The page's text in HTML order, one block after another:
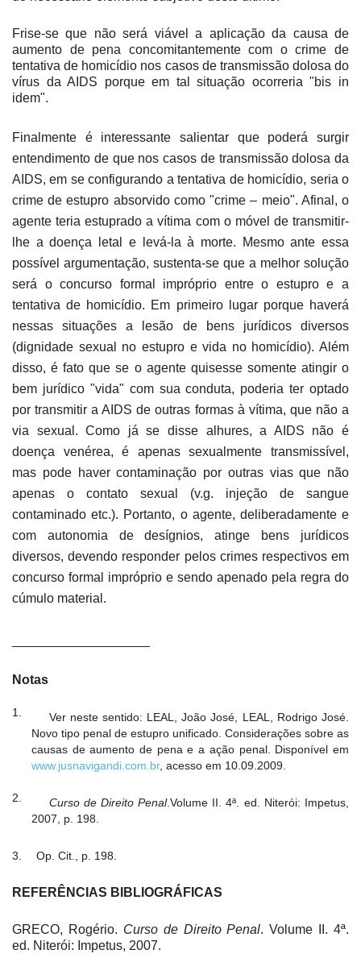
Frise-se que não será viável a aplicação da causa de
aumento de pena concomitantemente com o crime de
tentativa de homicídio nos casos de transmissão dolosa do
vírus da AIDS porque em tal situação ocorreria "bis in
idem".
Finalmente é interessante salientar que poderá surgir
entendimento de que nos casos de transmissão dolosa da
AIDS, em se configurando a tentativa de homicídio, seria o
crime de estupro absorvido como "crime – meio". Afinal, o
agente teria estuprado a vítima com o móvel de transmitir-
lhe a doença letal e levá-la à morte. Mesmo ante essa
possível argumentação, sustenta-se que a melhor solução
será o concurso formal impróprio entre o estupro e a
tentativa de homicídio. Em primeiro lugar porque haverá
nessas situações a lesão de bens jurídicos diversos
(dignidade sexual no estupro e vida no homicídio). Além
disso, é fato que se o agente quisesse somente atingir o
bem jurídico "vida" com sua conduta, poderia ter optado
por transmitir a AIDS de outras formas à vítima, que não a
via sexual. Como já se disse alhures, a AIDS não é
doença venérea, é apenas sexualmente transmissível,
mas pode haver contaminação por outras vias que não
apenas o contato sexual (v.g. injeção de sangue
contaminado etc.). Portanto, o agente, deliberadamente e
com autonomia de desígnios, atinge bens jurídicos
diversos, devendo responder pelos crimes respectivos em
concurso formal impróprio e sendo apenado pela regra do
cúmulo material.
Notas
1.
Ver neste sentido: LEAL, João José, LEAL, Rodrigo José.
Novo tipo penal de estupro unificado. Considerações sobre as
causas de aumento de pena e a ação penal. Disponível em
www.jusnavigandi.com.br, acesso em 10.09.2009.
2. Curso de Direito Penal.Volume II. 4ª. ed. Niterói: Impetus,
2007, p. 198.
3. Op. Cit., p. 198.
REFERÊNCIAS BIBLIOGRÁFICAS
GRECO, Rogério. Curso de Direito Penal. Volume II. 4ª.
ed. Niterói: Impetus, 2007.